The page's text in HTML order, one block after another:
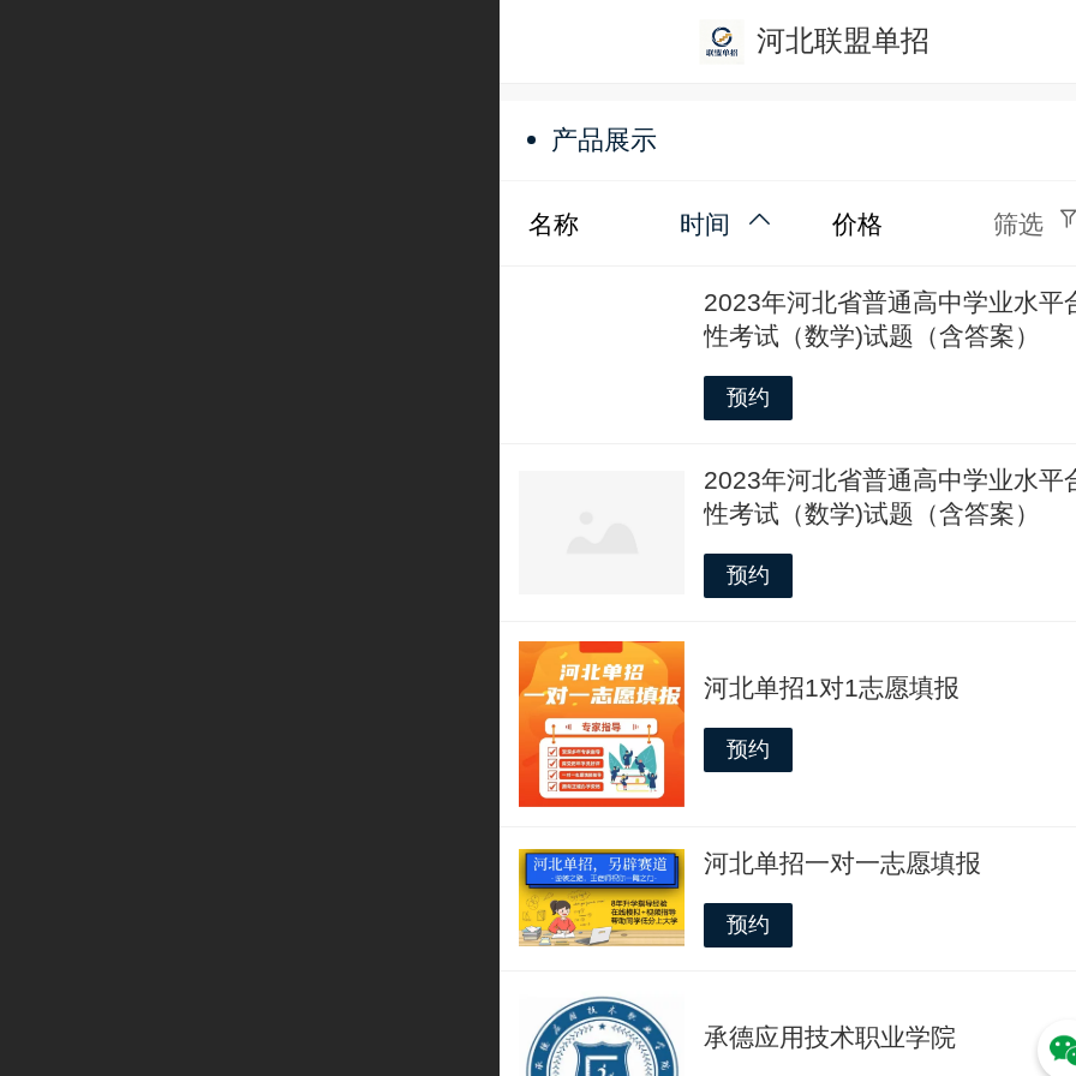
河北联盟单招
产品展示
名称 时间 价格 筛选
2023年河北省普通高中学业水平
性考试（数学)试题（含答案）
预约
2023年河北省普通高中学业水平
性考试（数学)试题（含答案）
预约
河北单招1对1志愿填报
预约
河北单招一对一志愿填报
预约
承德应用技术职业学院